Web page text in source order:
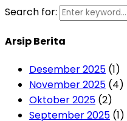
Search for:
Arsip Berita
Desember 2025 (1)
November 2025 (4)
Oktober 2025 (2)
September 2025 (1)